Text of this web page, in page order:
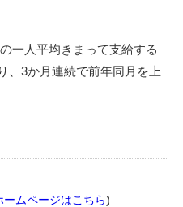
一人平均きまって支給する
、3か月連続で前年同月を上
ームページはこちら)